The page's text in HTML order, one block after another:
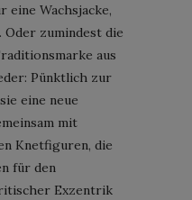
eine Wachsjacke,
Oder zumindest die
aus
Pünktlich zur
eine neue
mit
Knetfiguren, die
für den
Exzentrik